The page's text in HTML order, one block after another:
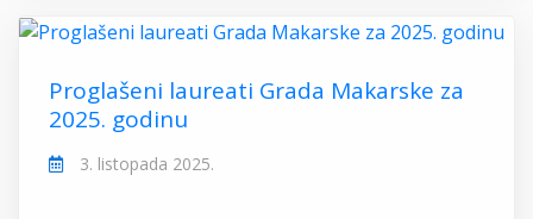
Proglašeni laureati Grada Makarske za
2025. godinu
3. listopada 2025.